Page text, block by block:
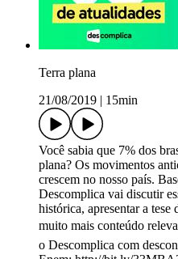
Terra plana
21/08/2019
15min
Você sabia que 7% dos
plana? Os movimentos
crescem no nosso país.
Descomplica vai discutir
histórica, apresentar a tese
muito mais conteúdo
o Descomplica com